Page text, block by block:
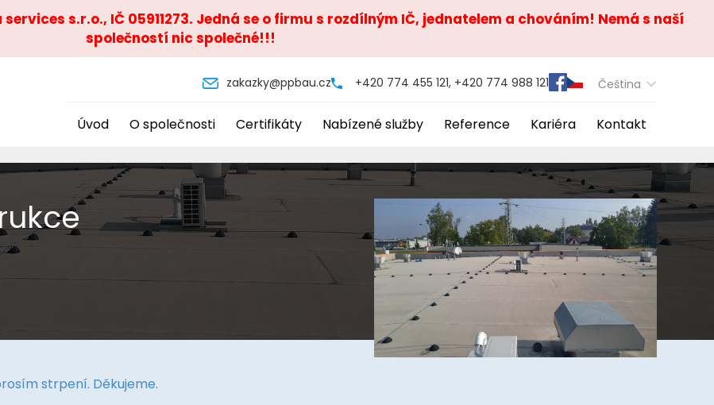
s.r.o., IČ 05911273. Jedná se o firmu s rozdílným IČ, jednatelem a chováním! Nemá s naší
společností nic společné!!!
zakazky@ppbau.cz +420 774 455 121, +420 774 988 121 Čeština
Úvod O společnosti Certifikáty Nabízené služby Reference Kariéra Kontakt
strpení. Děkujeme.